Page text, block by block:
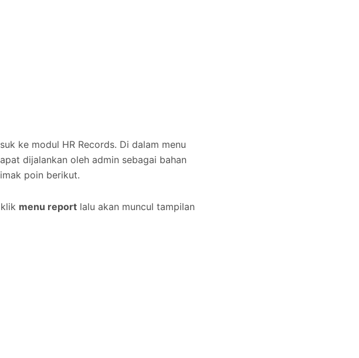
ke modul HR Records. Di dalam menu
dijalankan oleh admin sebagai bahan
poin berikut.
menu reportlalu akan muncul tampilan